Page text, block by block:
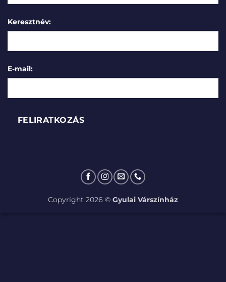
Keresztnév:
E-mail:
Copyright 2026 © Gyulai Várszínház